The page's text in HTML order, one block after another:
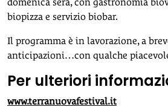
biopizza e servizio biobar.
Il programma è in lavorazione, a
anticipazioni…con qualche
Per ulteriori
www.terranuovafestival.it